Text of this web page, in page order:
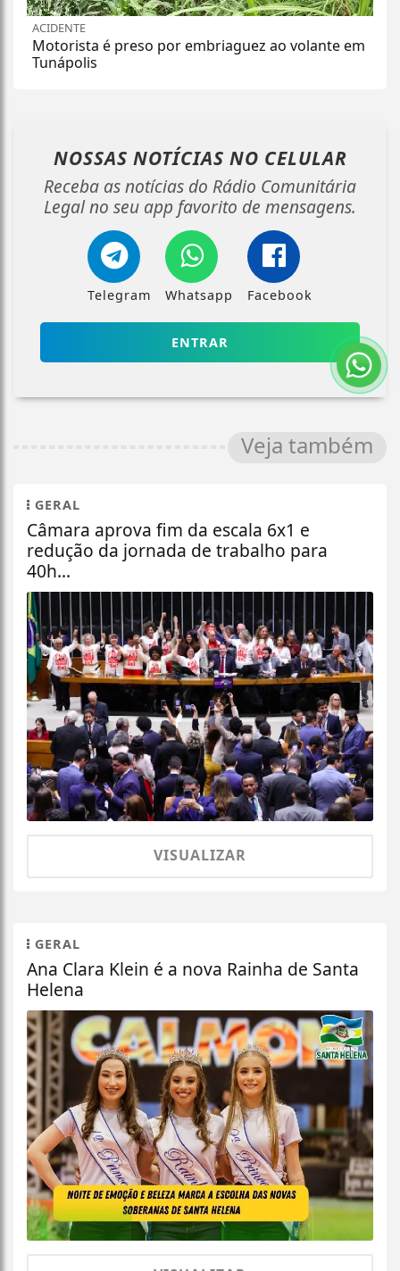
ACIDENTE
Motorista é preso por embriaguez ao volante em
Tunápolis
NOSSAS NOTÍCIAS NO CELULAR
Receba as notícias do Rádio Comunitária
Legal no seu app favorito de mensagens.
Telegram Whatsapp Facebook
ENTRAR
Veja também
GERAL
Câmara aprova fim da escala 6x1 e
redução da jornada de trabalho para
40h...
VISUALIZAR
GERAL
Ana Clara Klein é a nova Rainha de Santa
Helena